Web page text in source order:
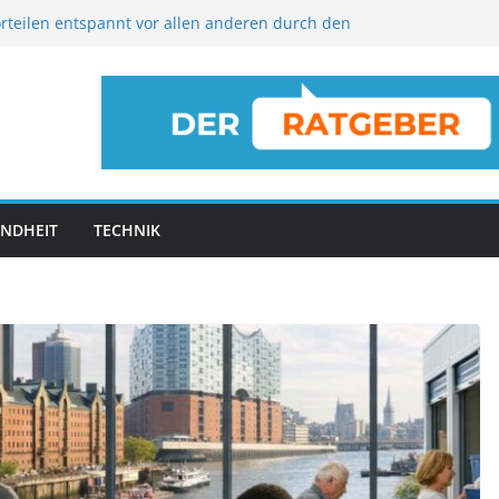
entspannt vor allen anderen durch den
zu Hause ordentlich aufbewahren
und Ressourcen schonen: Ein Blick auf
TECHNIK
&
TIPPS & TRICKS
So verwandeln Sie Ihr
Altbau-Bad in eine